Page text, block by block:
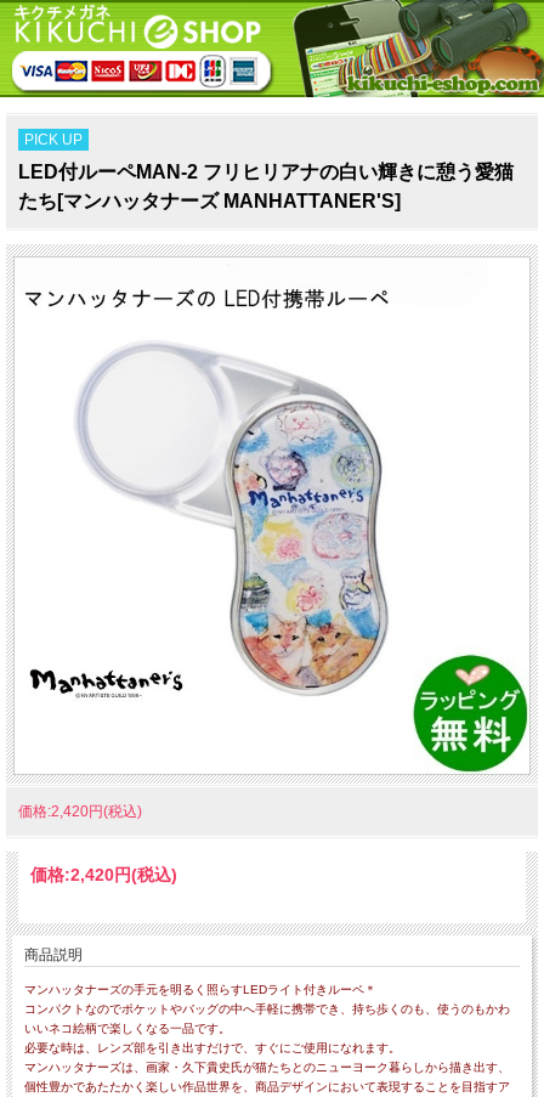
PICK UP
LED付ルーペMAN‐2 フリヒリアナの白い輝きに憩う愛猫
たち[マンハッタナーズ MANHATTANER'S]
価格:2,420円(税込)
価格:2,420円(税込)
商品説明
マンハッタナーズの手元を明るく照らすLEDライト付きルーペ＊
コンパクトなのでポケットやバッグの中へ手軽に携帯でき、持ち歩くのも、使うのもかわ
いいネコ絵柄で楽しくなる一品です。
必要な時は、レンズ部を引き出すだけで、すぐにご使用になれます。
マンハッタナーズは、画家・久下貴史氏が猫たちとのニューヨーク暮らしから描き出す、
個性豊かであたたかく楽しい作品世界を、商品デザインにおいて表現することを目指すア